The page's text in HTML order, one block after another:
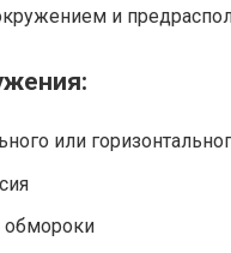
и
или
обмороки